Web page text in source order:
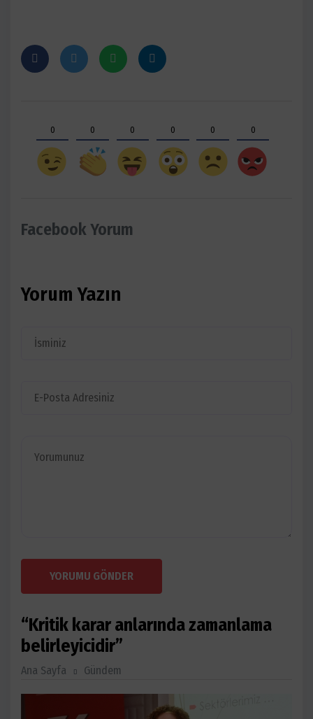
0 0 0 0 0 0
Facebook Yorum
Yorum Yazın
YORUMU GÖNDER
“Kritik karar anlarında zamanlama
belirleyicidir”
Ana Sayfa Gündem